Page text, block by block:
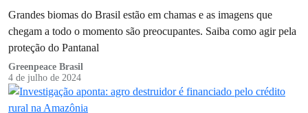
Grandes biomas do Brasil estão em chamas e as imagens que
chegam a todo o momento são preocupantes. Saiba como agir pela
proteção do Pantanal
Greenpeace Brasil
4 de julho de 2024